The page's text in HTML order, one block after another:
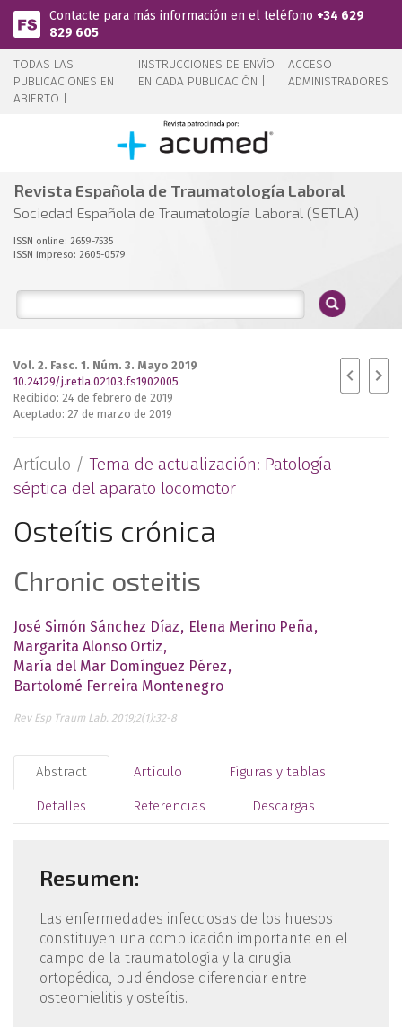
Pasar al contenido principal
Contacte para más información en el teléfono +34 629
829 605
TODAS LAS
PUBLICACIONES EN
ABIERTO |
INSTRUCCIONES DE ENVÍO
EN CADA PUBLICACIÓN |
ACCESO
ADMINISTRADORES
Revista Española de Traumatología Laboral
Sociedad Española de Traumatología Laboral (SETLA)
ISSN online: 2659-7535
ISSN impreso: 2605-0579
Vol. 2. Fasc. 1. Núm. 3. Mayo 2019
10.24129/j.retla.02103.fs1902005
Recibido: 24 de febrero de 2019
Aceptado: 27 de marzo de 2019
Artículo / Tema de actualización: Patología
séptica del aparato locomotor
Osteítis crónica
Chronic osteitis
José Simón Sánchez Díaz
Elena Merino Peña
Margarita Alonso Ortiz
María del Mar Domínguez Pérez
Bartolomé Ferreira Montenegro
Rev Esp Traum Lab. 2019;2(1):32-8
Abstract Artículo Figuras y tablas
Detalles Referencias Descargas
Resumen:
Las enfermedades infecciosas de los huesos
constituyen una complicación importante en el
campo de la traumatología y la cirugía
ortopédica, pudiéndose diferenciar entre
osteomielitis y osteítis.